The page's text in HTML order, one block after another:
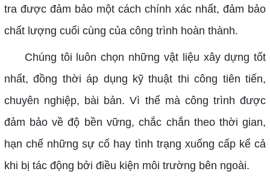
tra được đảm bảo một cách chính xác nhất, đảm bảo
chất lượng cuối cùng của công trình hoàn thành.
Chúng tôi luôn chọn những vật liệu xây dựng tốt
nhất, đồng thời áp dụng kỹ thuật thi công tiên tiến,
chuyên nghiệp, bài bản. Vì thế mà công trình được
đảm bảo về độ bền vững, chắc chắn theo thời gian,
hạn chế những sự cố hay tình trạng xuống cấp kể cả
khi bị tác động bởi điều kiện môi trường bên ngoài.